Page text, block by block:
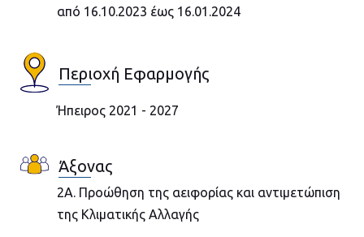
από 16.10.2023 έως 16.01.2024
Περιοχή Εφαρμογής
Ήπειρος 2021 - 2027
Άξονας
2A. Προώθηση της αειφορίας και αντιμετώπιση
της Κλιματικής Αλλαγής